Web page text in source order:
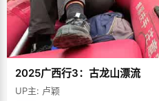
2025广西行3：古龙山漂流
UP主: 卢颖